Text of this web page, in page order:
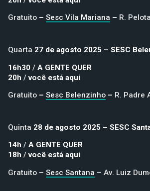
Gratuito – Sesc Vila Mariana – R.
Quarta 27 de agosto 2025 – SESC
16h30 / A GENTE QUER
20h /você está aqui
Gratuito – Sesc Belenzinho – R. Padre
Quinta 28 de agosto 2025 – SESC
14h / A GENTE QUER
18h /você está aqui
Gratuito – Sesc Santana – Av. Luiz